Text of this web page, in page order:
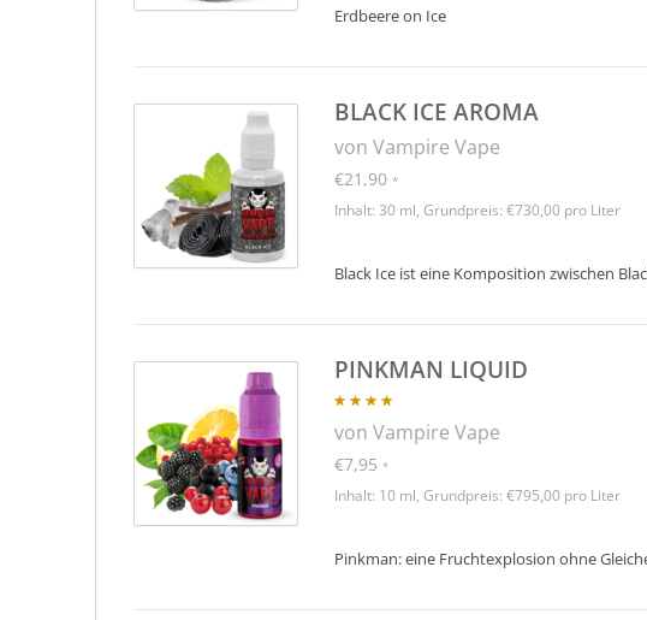
Erdbeere on Ice
BLACK ICE AROMA
von Vampire Vape
€21,90 *
Inhalt: 30 ml, Grundpreis: €730,00 pro Liter
Black Ice ist eine Komposition zwischen
PINKMAN LIQUID
von Vampire Vape
€7,95 *
Inhalt: 10 ml, Grundpreis: €795,00 pro Liter
Pinkman: eine Fruchtexplosion ohne